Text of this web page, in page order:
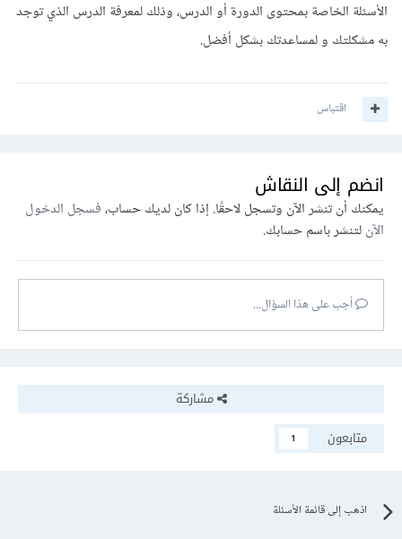
الأسئلة الخاصة بمحتوى الدورة أو الدرس، وذلك لمعرفة الدرس الذي توجد
به مشكلتك و لمساعدتك بشكل أفضل.
اقتباس
انضم إلى النقاش
يمكنك أن تنشر الآن وتسجل لاحقًا. إذا كان لديك حساب،فسجل الدخول
الآنلتنشر باسم حسابك.
أجب على هذا السؤال...
مشاركة
متابعون
1
اذهب إلى قائمة الأسئلة